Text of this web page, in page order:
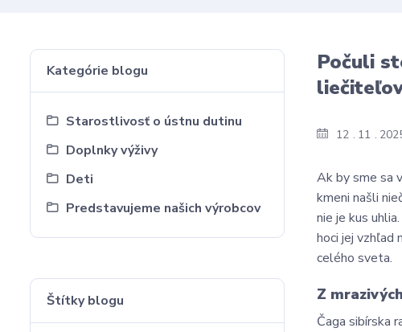
Kategórie blogu
Starostlivosť o ústnu dutinu
Doplnky výživy
Deti
Predstavujeme našich výrobcov
Štítky blogu
12 11
Počuli
Ak by sme sa
kmeni našli
nie je kus
hoci jej vzhľad
celého sveta.
Z
Čaga sibírska